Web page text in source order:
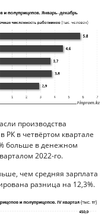
производства
РК в четвёртом квартале
больше в денежном
2022-го.
чем средняя зарплата
разница на 12,3%.